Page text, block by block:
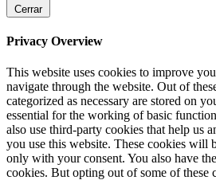
Cerrar
Privacy Overview
This website uses cookies to improve
navigate through the website. Out of
categorized as necessary are stored on
essential for the working of basic
also use third-party cookies that help us
you use this website. These cookies will
only with your consent. You also have
cookies. But opting out of some of these